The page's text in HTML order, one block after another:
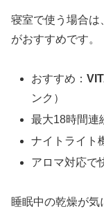
寝室で使う場合は
がおすすめです。
おすすめ：
ンク）
最大18時間連
ナイトライト
アロマ対応で
睡眠中の乾燥が気